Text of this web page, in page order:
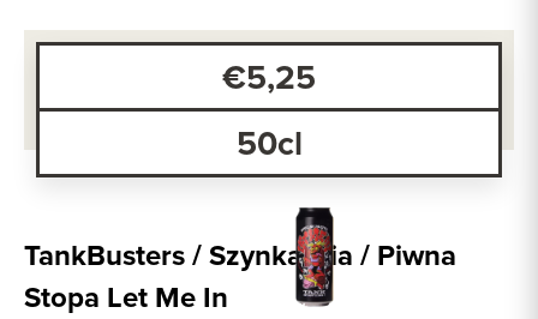
TankBusters / Szynkarnia / Piwna
Stopa Let Me In
€5,25
50cl